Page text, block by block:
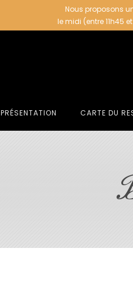
Nous proposons
le midi (entre 11h45
PRÉSENTATION CARTE DU